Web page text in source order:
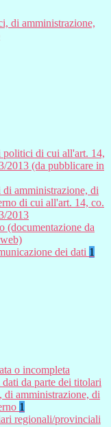
di amministrazione,
di cui all'art. 14,
2013 (da pubblicare in
amministrazione, di
di cui all'art. 14, co.
2013
(documentazione da
dei dati 1
o incompleta
da parte dei titolari
amministrazione, di
1
regionali/provinciali